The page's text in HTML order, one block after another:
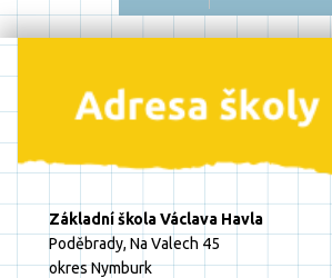
Základní škola Václava Havla
Poděbrady, Na Valech 45
okres Nymburk